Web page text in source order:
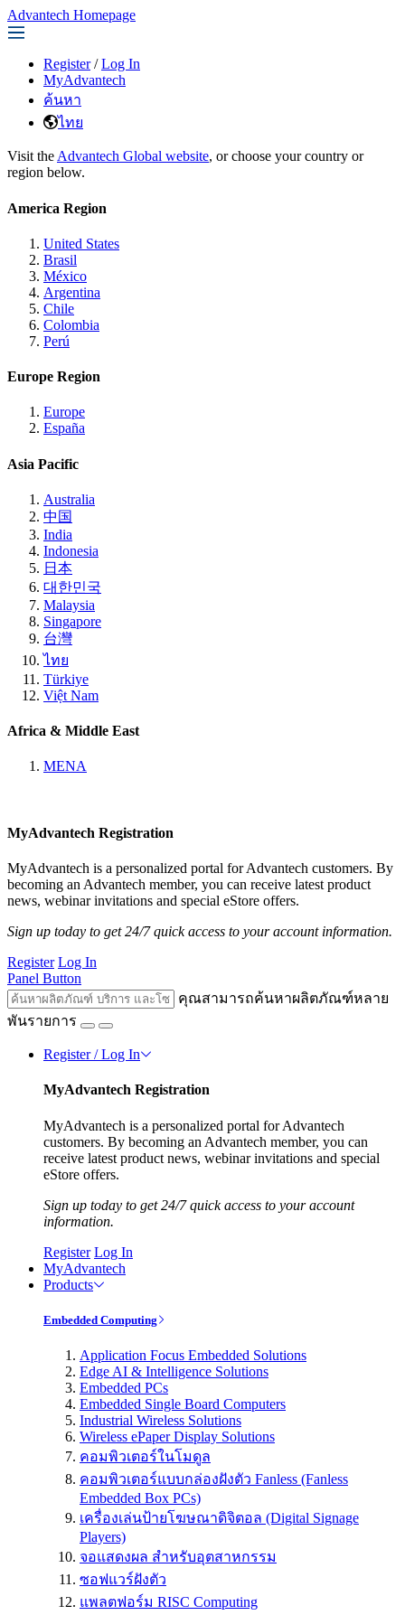
Advantech Homepage
Register / Log In
MyAdvantech
ค้นหา
ไทย
Visit the Advantech Global website, or choose your country or
region below.
America Region
United States
Brasil
México
Argentina
Chile
Colombia
Perú
Europe Region
Europe
España
Asia Pacific
Australia
中国
India
Indonesia
日本
대한민국
Malaysia
Singapore
台灣
ไทย
Türkiye
Việt Nam
Africa & Middle East
MENA
MyAdvantech Registration
MyAdvantech is a personalized portal for Advantech customers. By
becoming an Advantech member, you can receive latest product
news, webinar invitations and special eStore offers.
Sign up today to get 24/7 quick access to your account information.
Register Log In
Panel Button
คุณสามารถค้นหาผลิตภัณฑ์หลาย
พันรายการ
Register / Log In
MyAdvantech Registration
MyAdvantech is a personalized portal for Advantech
customers. By becoming an Advantech member, you can
receive latest product news, webinar invitations and special
eStore offers.
Sign up today to get 24/7 quick access to your account
information.
Register Log In
MyAdvantech
Products
Embedded Computing
Application Focus Embedded Solutions
Edge AI & Intelligence Solutions
Embedded PCs
Embedded Single Board Computers
Industrial Wireless Solutions
Wireless ePaper Display Solutions
คอมพิวเตอร์ในโมดูล
คอมพิวเตอร์แบบกล่องฝังตัว Fanless (Fanless
Embedded Box PCs)
เครื่องเล่นป้ายโฆษณาดิจิตอล (Digital Signage
Players)
จอแสดงผล สำหรับอุตสาหกรรม
ซอฟแวร์ฝังตัว
แพลตฟอร์ม RISC Computing